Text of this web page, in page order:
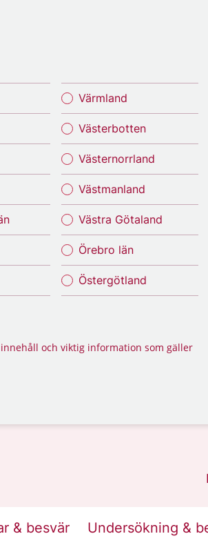
Värmland
Västerbotten
Västernorrland
Västmanland
Västra Götaland
Örebro län
Östergötland
och viktig information som gäller
& besvär Undersökning &